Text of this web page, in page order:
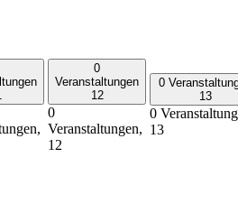
0
Veranstaltungen
12
0
Veranstaltungen,
12
0
13
0
13